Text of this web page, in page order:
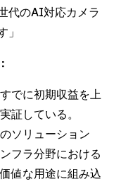
代のAI対応カメラ
」
でに初期収益を上
証している。
ソリューション
フラ分野における
値な用途に組み込